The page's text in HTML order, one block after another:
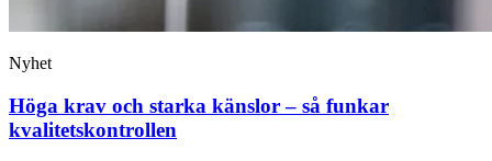
Nyhet
Höga krav och starka känslor – så funkar
kvalitetskontrollen